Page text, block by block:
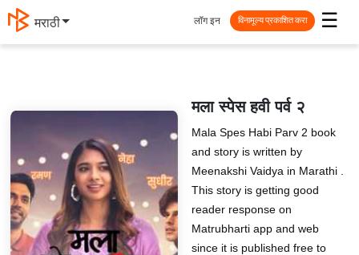
मराठी ☰
लॉग इन विनामूल्य प्रकाशित करा
मला स्पेस हवी पर्व २
Mala Spes Habi Parv 2 book
and story is written by
Meenakshi Vaidya in Marathi .
This story is getting good
reader response on
Matrubharti app and web
since it is published free to